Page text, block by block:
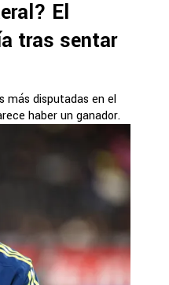
El
tras sentar
más disputadas en el
haber un ganador.